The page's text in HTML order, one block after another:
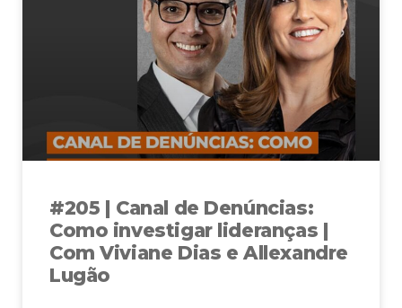
#205 | Canal de Denúncias:
Como investigar lideranças |
Com Viviane Dias e Allexandre
Lugão